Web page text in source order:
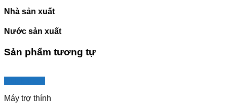
Nhà sản xuất
Nước sản xuất
Sản phẩm tương tự
Máy trợ thính